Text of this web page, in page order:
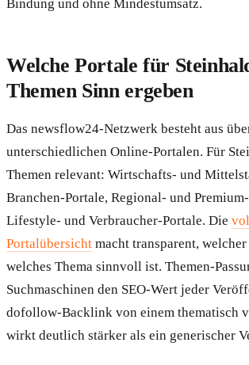
Bindung und ohne Mindestumsatz.
Welche Portale für
Themen Sinn ergeben
Das newsflow24-Netzwerk besteht aus
unterschiedlichen Online-Portalen. Für
Themen relevant: Wirtschafts- und
Branchen-Portale, Regional- und
Lifestyle- und Verbraucher-Portale. Die
Portalübersicht macht transparent,
welches Thema sinnvoll ist. Themen-
Suchmaschinen den SEO-Wert jeder
dofollow-Backlink von einem thematisch
wirkt deutlich stärker als ein generischer